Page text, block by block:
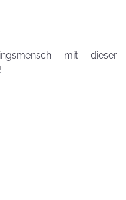
mit dieser